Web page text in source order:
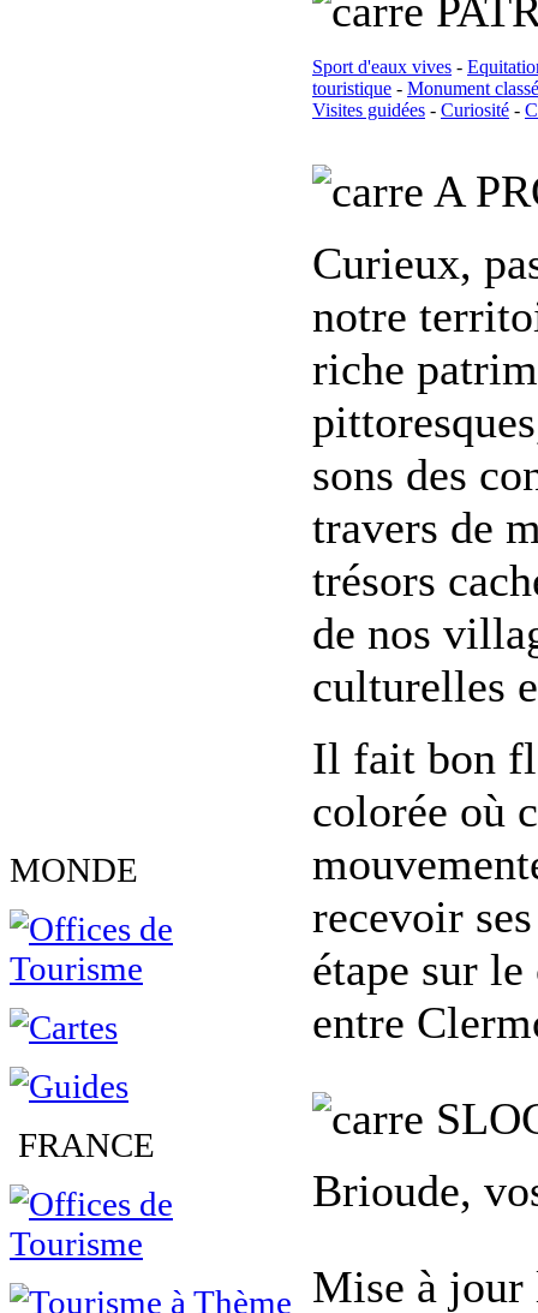
MONDE
FRANCE
Sport d'eaux vives -
touristique - Monument classé
Visites guidées - Curiosité -
A
Curieux,
notre
riche
sons des
travers de
trésors
de nos
culturelles
Il fait bon
colorée où
recevoir
étape sur
entre
Brioude,
Mise à jour